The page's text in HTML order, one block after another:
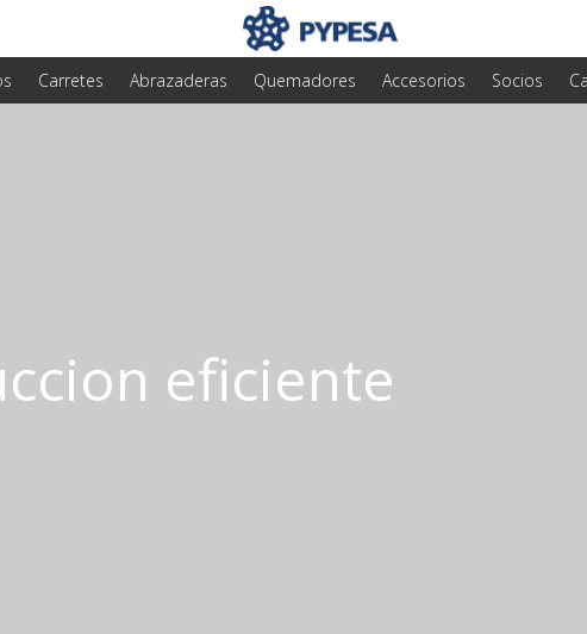
Carretes Abrazaderas Quemadores Accesorios Socios
eficiente